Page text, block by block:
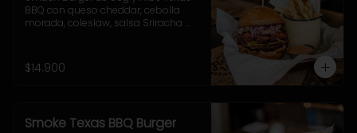
BBQ con queso cheddar, cebolla
morada, coleslaw, salsa Sriracha
$14.900
Smoke Texas BBQ Burger